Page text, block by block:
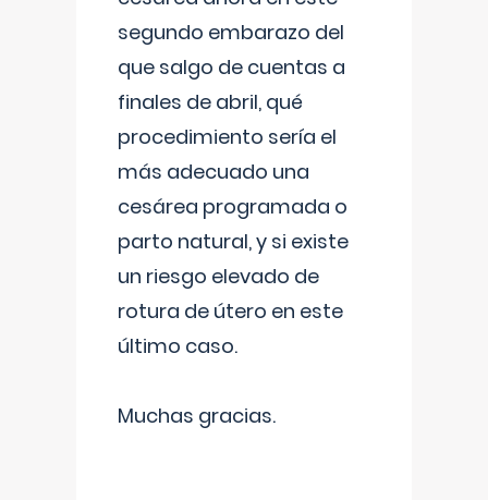
segundo embarazo del
que salgo de cuentas a
finales de abril, qué
procedimiento sería el
más adecuado una
cesárea programada o
parto natural, y si existe
un riesgo elevado de
rotura de útero en este
último caso.
Muchas gracias.